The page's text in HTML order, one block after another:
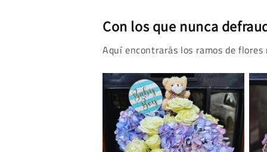
Con los que nunca
Aquí encontrarás los ramos de